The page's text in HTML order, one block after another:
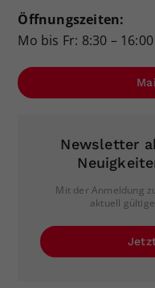
Öffnungszeiten:
Mo bis Fr: 8:30 –
Newsletter
Mit der Anmeldung
aktuell